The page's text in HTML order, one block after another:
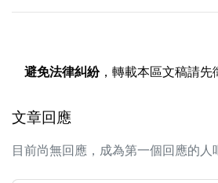
避免法律糾紛，轉載本區文稿請先
文章回應
目前尚無回應，成為第一個回應的人